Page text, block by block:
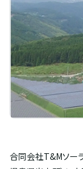
合同会社T&Mソー